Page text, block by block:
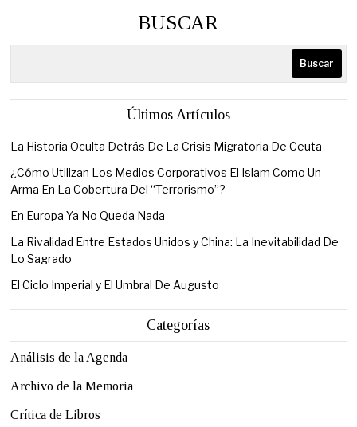
BUSCAR
Buscar
Últimos Artículos
La Historia Oculta Detrás De La Crisis Migratoria De Ceuta
¿Cómo Utilizan Los Medios Corporativos El Islam Como Un
Arma En La Cobertura Del “Terrorismo”?
En Europa Ya No Queda Nada
La Rivalidad Entre Estados Unidos y China: La Inevitabilidad De
Lo Sagrado
El Ciclo Imperial y El Umbral De Augusto
Categorías
Análisis de la Agenda
Archivo de la Memoria
Crítica de Libros